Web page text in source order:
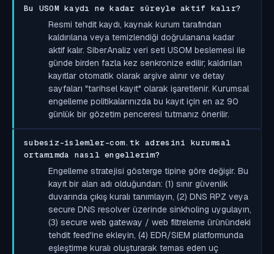
Bu USOM kaydı ne kadar süreyle aktif kalır?
Resmi tehdit kaydı, kaynak kurum tarafından
kaldırılana veya temizlendiği doğrulanana kadar
aktif kalır. SiberAnaliz veri seti USOM beslemesi ile
günde birden fazla kez senkronize edilir; kaldırılan
kayıtlar otomatik olarak arşive alınır ve detay
sayfaları "tarihsel kayıt" olarak işaretlenir. Kurumsal
engelleme politikalarınızda bu kayıt için en az 90
günlük bir gözetim penceresi tutmanız önerilir.
subesiz-islemler-com.tk adresini kurumsal
ortamımda nasıl engellerim?
Engelleme stratejisi gösterge tipine göre değişir. Bu
kayıt bir alan adı olduğundan: (1) sınır güvenlik
duvarında çıkış kuralı tanımlayın, (2) DNS RPZ veya
secure DNS resolver üzerinde sinkholing uygulayın,
(3) secure web gateway / web filtreleme ürünündeki
tehdit feed'ine ekleyin, (4) EDR/SIEM platformunda
eşleştirme kuralı oluşturarak temas eden uç